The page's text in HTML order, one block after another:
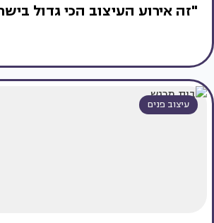
"זה אירוע העיצוב הכי גדול
עיצוב פנים